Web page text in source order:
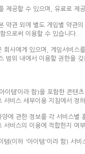
제공할 수 있으며, 유료로 제
약관 외에 별도 게임별 약관
으로써 이용할 수 있습니다.
회사에게 있으며, 게임서비
범위 내에서 이용할 권한을
이템’이라 함)을 포함한 콘
비스 세부이용 지침에서
에 관한 정보를 각 서비스
비스의 이용에 적합한지 여
템(이하 '아이템'이라 함) 서